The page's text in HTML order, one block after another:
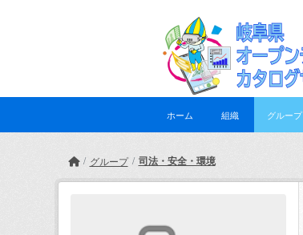
ホーム 組織 グループ
グループ 司法・安全・環境